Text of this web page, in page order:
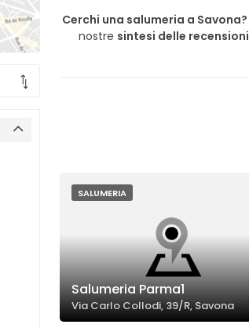
Cerchi una salumeria a Savona?
nostre sintesi delle recensioni
SALUMERIA
Salumeria Parma1
Via Carlo Collodi, 39/R, Savona